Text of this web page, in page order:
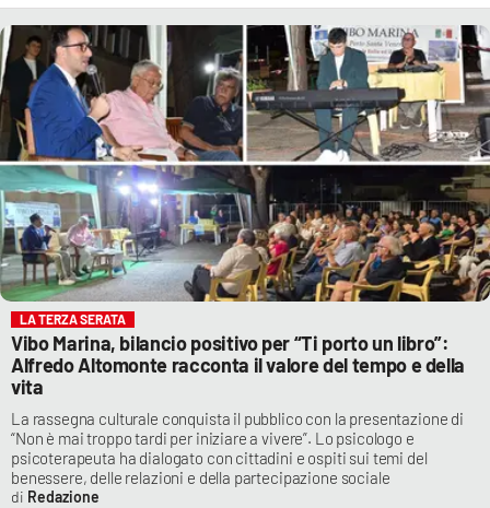
LA TERZA SERATA
Vibo Marina, bilancio positivo per “Ti porto un libro”:
Alfredo Altomonte racconta il valore del tempo e della
vita
La rassegna culturale conquista il pubblico con la presentazione di
“Non è mai troppo tardi per iniziare a vivere”. Lo psicologo e
psicoterapeuta ha dialogato con cittadini e ospiti sui temi del
benessere, delle relazioni e della partecipazione sociale
Redazione